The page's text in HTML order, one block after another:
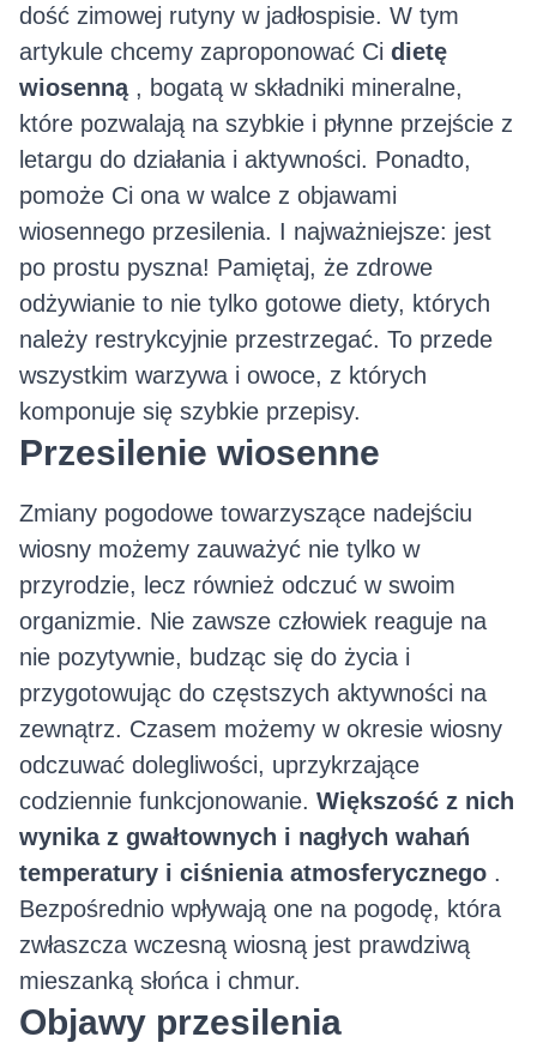
dość zimowej rutyny w jadłospisie. W tym
artykule chcemy zaproponować Ci dietę
wiosenną , bogatą w składniki mineralne,
które pozwalają na szybkie i płynne przejście z
letargu do działania i aktywności. Ponadto,
pomoże Ci ona w walce z objawami
wiosennego przesilenia. I najważniejsze: jest
po prostu pyszna! Pamiętaj, że zdrowe
odżywianie to nie tylko gotowe diety, których
należy restrykcyjnie przestrzegać. To przede
wszystkim warzywa i owoce, z których
komponuje się szybkie przepisy.
Przesilenie wiosenne
Zmiany pogodowe towarzyszące nadejściu
wiosny możemy zauważyć nie tylko w
przyrodzie, lecz również odczuć w swoim
organizmie. Nie zawsze człowiek reaguje na
nie pozytywnie, budząc się do życia i
przygotowując do częstszych aktywności na
zewnątrz. Czasem możemy w okresie wiosny
odczuwać dolegliwości, uprzykrzające
codziennie funkcjonowanie. Większość z nich
wynika z gwałtownych i nagłych wahań
temperatury i ciśnienia atmosferycznego .
Bezpośrednio wpływają one na pogodę, która
zwłaszcza wczesną wiosną jest prawdziwą
mieszanką słońca i chmur.
Objawy przesilenia